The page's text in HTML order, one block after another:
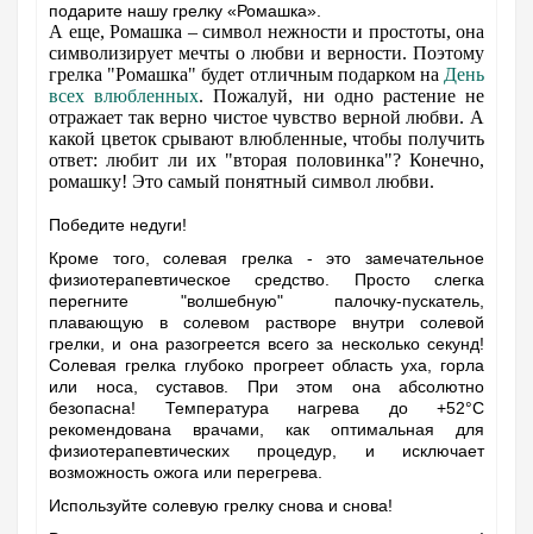
подарите нашу грелку «Ромашка».
А еще, Ромашка – символ нежности и простоты, она
символизирует мечты о любви и верности. Поэтому
грелка "Ромашка" будет отличным подарком на День
всех влюбленных. Пожалуй, ни одно растение не
отражает так верно чистое чувство верной любви. А
какой цветок срывают влюбленные, чтобы получить
ответ: любит ли их "вторая половинка"? Конечно,
ромашку! Это самый понятный символ любви.
Победите недуги!
Кроме того, солевая грелка - это замечательное
физиотерапевтическое средство. Просто слегка
перегните "волшебную" палочку-пускатель,
плавающую в солевом растворе внутри солевой
грелки, и она разогреется всего за несколько секунд!
Солевая грелка глубоко прогреет область уха, горла
или носа, суставов. При этом она абсолютно
безопасна! Температура нагрева до +52°С
рекомендована врачами, как оптимальная для
физиотерапевтических процедур, и исключает
возможность ожога или перегрева.
Используйте солевую грелку снова и снова!